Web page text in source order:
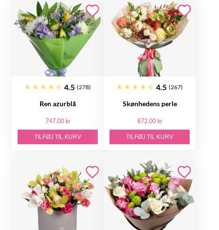
4.5 (278)
Ren azurblå
747.00 kr
TILFØJ TIL KURV
4.5 (267)
Skønhedens perle
872.00 kr
TILFØJ TIL KURV